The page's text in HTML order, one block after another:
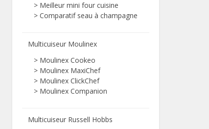
> Meilleur mini four cuisine
> Comparatif seau à champagne
Multicuiseur Moulinex
> Moulinex Cookeo
> Moulinex MaxiChef
> Moulinex ClickChef
> Moulinex Companion
Multicuiseur Russell Hobbs